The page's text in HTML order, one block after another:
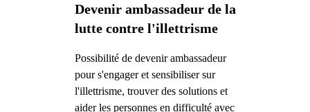
Devenir ambassadeur de la
lutte contre l'illettrisme
Possibilité de devenir ambassadeur
pour s'engager et sensibiliser sur
l'illettrisme, trouver des solutions et
aider les personnes en difficulté avec